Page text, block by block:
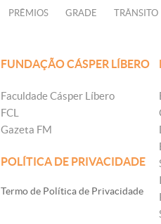
PRÊMIOS GRADE TRÂNSITO
FUNDAÇÃO CÁSPER LÍBERO
Faculdade Cásper Líbero
FCL
Gazeta FM
POLÍTICA DE PRIVACIDADE
Termo de Política de Privacidade